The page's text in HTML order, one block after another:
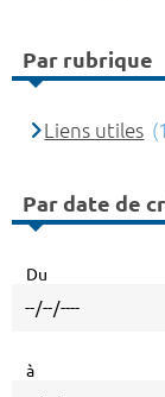
Par rubrique
Liens utiles
Par date de
Du
à